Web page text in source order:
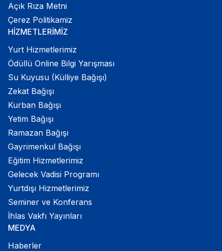
Açık Rıza Metni
Çerez Politikamiz
HİZMETLERİMİZ
Yurt Hizmetlerimiz
Ödüllü Online Bilgi Yarışması
Su Kuyusu (Külliye Bağışı)
Zekat Bağışı
Kurban Bağışı
Yetim Bağışı
Ramazan Bağışı
Gayrimenkul Bağışı
Eğitim Hizmetlerimiz
Gelecek Vadisi Programı
Yurtdışı Hizmetlerimiz
Seminer ve Konferans
İhlas Vakfı Yayınları
MEDYA
Haberler